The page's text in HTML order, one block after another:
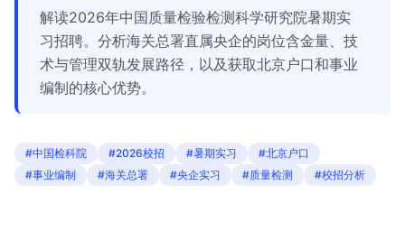
解读2026年中国质量检验检测科学研究院暑期实
习招聘。分析海关总署直属央企的岗位含金量、技
术与管理双轨发展路径，以及获取北京户口和事业
编制的核心优势。
#中国检科院 #2026校招 #暑期实习
#北京户口
#事业编制
#海关总署 #央企实习 #质量检测 #校招分析